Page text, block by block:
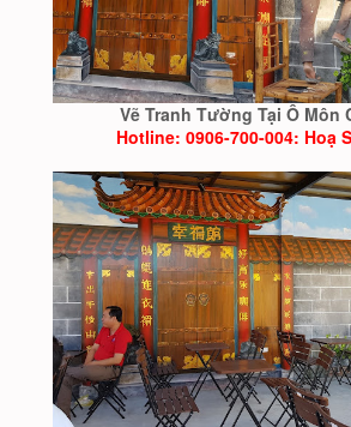
Vẽ Tranh Tường Tại Ô Môn
Hotline: 0906-700-004: Hoạ